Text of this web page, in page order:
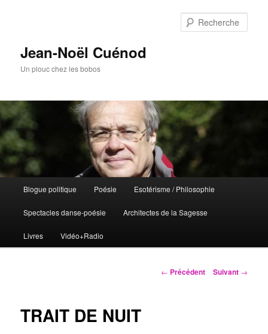
Jean-Noël Cuénod
Un plouc chez les bobos
Aller
au
contenu
Blogue politique Poésie Esotérisme / Philosophie
Spectacles danse-poésie Architectes de la Sagesse
Livres Vidéo+Radio
Navigation
← Précédent Suivant →
TRAIT DE NUIT